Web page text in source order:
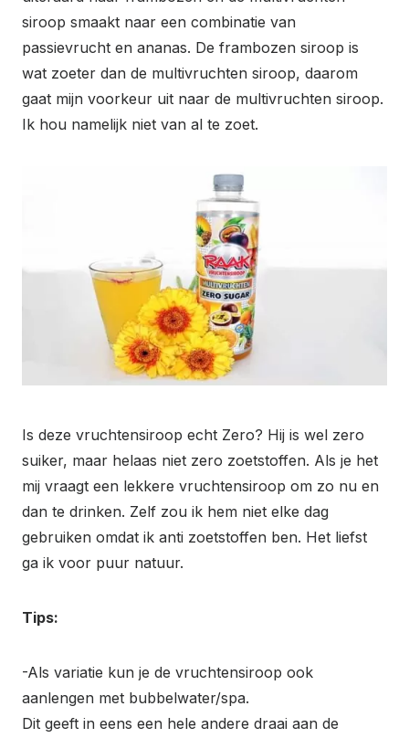
siroop smaakt naar een combinatie van
passievrucht en ananas. De frambozen siroop is
wat zoeter dan de multivruchten siroop, daarom
gaat mijn voorkeur uit naar de multivruchten siroop.
Ik hou namelijk niet van al te zoet.
Is deze vruchtensiroop echt Zero? Hij is wel zero
suiker, maar helaas niet zero zoetstoffen. Als je het
mij vraagt een lekkere vruchtensiroop om zo nu en
dan te drinken. Zelf zou ik hem niet elke dag
gebruiken omdat ik anti zoetstoffen ben. Het liefst
ga ik voor puur natuur.
Tips:
-Als variatie kun je de vruchtensiroop ook
aanlengen met bubbelwater/spa.
Dit geeft in eens een hele andere draai aan de